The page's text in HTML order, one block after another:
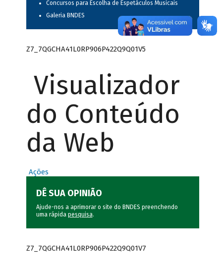
Concursos para Escolha de Espetáculos Musicais
Galeria BNDES
Z7_7QGCHA41L0RP906P422Q9Q01V5
Visualizador
do Conteúdo
da Web
Ações
DÊ SUA OPINIÃO
Ajude-nos a aprimorar o site do BNDES preenchendo
uma rápida pesquisa.
Z7_7QGCHA41L0RP906P422Q9Q01V7